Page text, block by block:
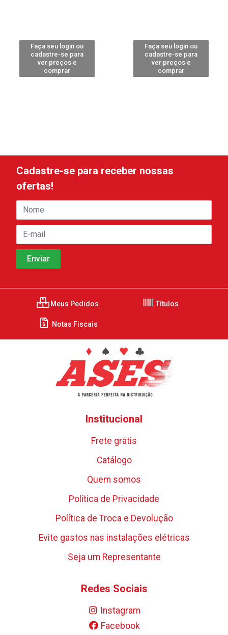
Faça seu login ou
cadastre-se para
ver preços e
comprar
Faça seu login ou
cadastre-se para
ver preços e
comprar
Cadastre-se para receber nossas
ofertas!
Meus Pedidos Títulos
Notas Fiscais
Institucional
Frete grátis
Catálogo
Quem somos
Política de Privacidade
Política de Troca e Devolução
Evite gastos nas instalações elétricas
Seja um Representante
Redes Sociais
Instagram
Facebook